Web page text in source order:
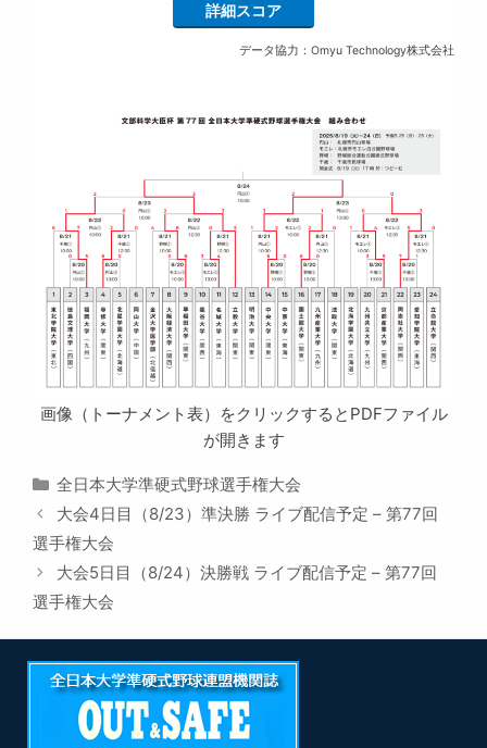
詳細スコア
データ協力：Omyu Technology株式会社
画像（トーナメント表）をクリックするとPDFファイル
が開きます
カ
テ
ゴ
リ
ー
全日本大学準硬式野球選手権大会
大会4日目（8/23）準決勝 ライブ配信予定 – 第77回
選手権大会
大会5日目（8/24）決勝戦 ライブ配信予定 – 第77回
選手権大会